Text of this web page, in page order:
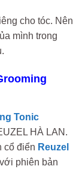
cho tóc. Nên
mình trong
Tonic
HÀ LAN.
cổ điển Reuzel
phiên bản